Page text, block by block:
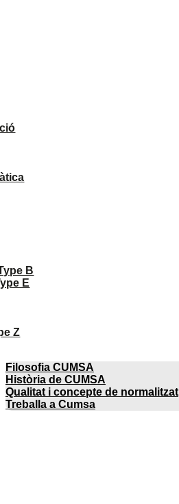
B
E
Z
Filosofia CUMSA
Història de CUMSA
Qualitat i concepte de normalitzat
Treballa a Cumsa